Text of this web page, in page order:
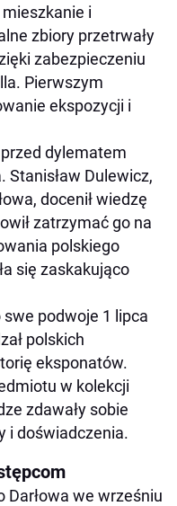
i
zbiory przetrwały
zabezpieczeniu
Pierwszym
ekspozycji i
dylematem
Dulewicz,
docenił wiedzę
zatrzymać go na
polskiego
się zaskakująco
podwoje 1 lipca
polskich
eksponatów.
w kolekcji
zdawały sobie
i doświadczenia.
Darłowa we wrześniu